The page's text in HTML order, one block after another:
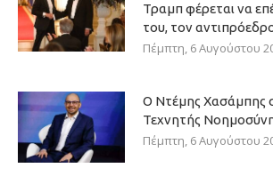
Τραμπ φέρεται να
του, τον
Πέμπτη, 6 Αυγούστου
Ο Ντέμης Χασάμπης
Τεχνητής
Πέμπτη, 6 Αυγούστου